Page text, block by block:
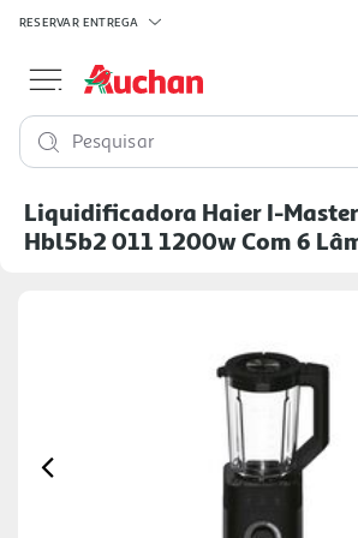
RESERVAR ENTREGA
Pesquisar
Liquidificadora Haier I-Master
Hbl5b2 011 1200w Com 6
Previous